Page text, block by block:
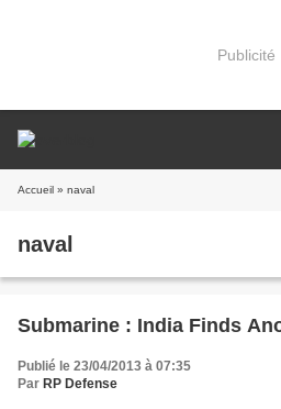
Publicité
Accueil » naval
naval
Submarine : India Finds
Publié le 23/04/2013 à 07:35
Par RP Defense